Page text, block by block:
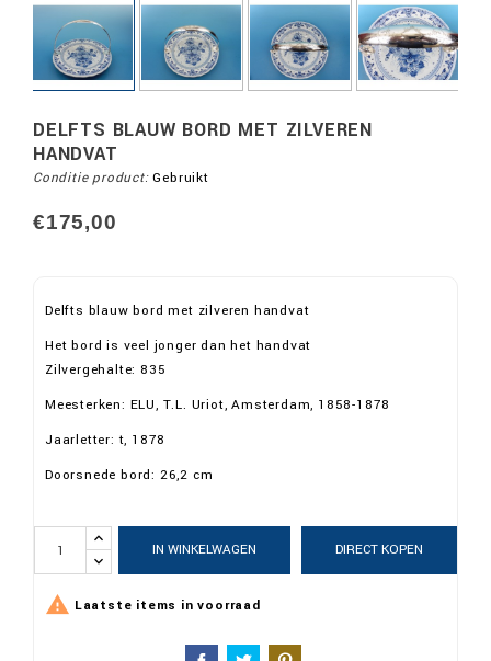
DELFTS BLAUW BORD MET ZILVEREN
HANDVAT
Conditie product: Gebruikt
€175,00
Delfts blauw bord met zilveren handvat
Het bord is veel jonger dan het handvat
Zilvergehalte: 835
Meesterken: ELU, T.L. Uriot, Amsterdam, 1858-1878
Jaarletter: t, 1878
Doorsnede bord: 26,2 cm
IN WINKELWAGEN DIRECT KOPEN
 Laatste items in voorraad